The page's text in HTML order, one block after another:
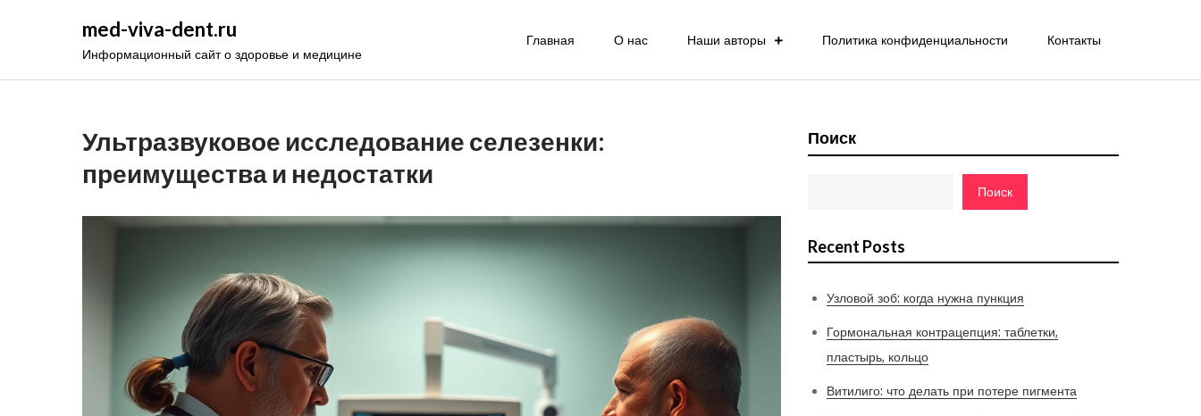
med-viva-dent.ru
Информационный сайт о здоровье и медицине
Главная О нас Наши авторы Политика конфиденциальности Контакты
Ультразвуковое исследование селезенки:
преимущества и недостатки
Поиск
Поиск
Recent Posts
Узловой зоб: когда нужна пункция
Гормональная контрацепция: таблетки,
пластырь, кольцо
Витилиго: что делать при потере пигмента